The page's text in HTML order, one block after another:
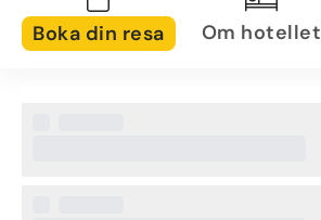
Boka din resa Om hotellet